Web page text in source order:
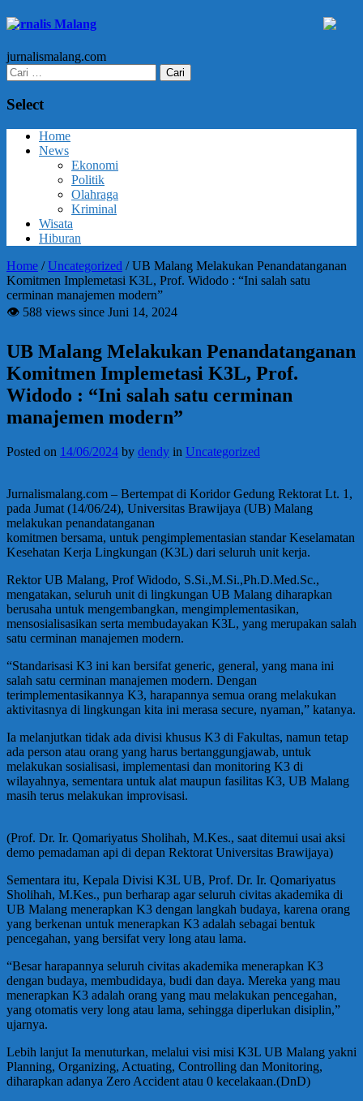
Jurnalis Malang
jurnalismalang.com
Cari
untuk:
Select
Home
News
Ekonomi
Politik
Olahraga
Kriminal
Wisata
Hiburan
Home /Uncategorized /UB Malang Melakukan Penandatanganan
Komitmen Implemetasi K3L, Prof. Widodo : “Ini salah satu
cerminan manajemen modern”
👁 588 views since Juni 14, 2024
UB Malang Melakukan Penandatanganan
Komitmen Implemetasi K3L, Prof.
Widodo : “Ini salah satu cerminan
manajemen modern”
Posted on 14/06/2024 by dendy in Uncategorized
Jurnalismalang.com – Bertempat di Koridor Gedung Rektorat Lt. 1,
pada Jumat (14/06/24), Universitas Brawijaya (UB) Malang
melakukan penandatanganan
komitmen bersama, untuk pengimplementasian standar Keselamatan
Kesehatan Kerja Lingkungan (K3L) dari seluruh unit kerja.
Rektor UB Malang, Prof Widodo, S.Si.,M.Si.,Ph.D.Med.Sc.,
mengatakan, seluruh unit di lingkungan UB Malang diharapkan
berusaha untuk mengembangkan, mengimplementasikan,
mensosialisasikan serta membudayakan K3L, yang merupakan salah
satu cerminan manajemen modern.
“Standarisasi K3 ini kan bersifat generic, general, yang mana ini
salah satu cerminan manajemen modern. Dengan
terimplementasikannya K3, harapannya semua orang melakukan
aktivitasnya di lingkungan kita ini merasa secure, nyaman,” katanya.
Ia melanjutkan tidak ada divisi khusus K3 di Fakultas, namun tetap
ada person atau orang yang harus bertanggungjawab, untuk
melakukan sosialisasi, implementasi dan monitoring K3 di
wilayahnya, sementara untuk alat maupun fasilitas K3, UB Malang
masih terus melakukan improvisasi.
(Prof. Dr. Ir. Qomariyatus Sholihah, M.Kes., saat ditemui usai aksi
demo pemadaman api di depan Rektorat Universitas Brawijaya)
Sementara itu, Kepala Divisi K3L UB, Prof. Dr. Ir. Qomariyatus
Sholihah, M.Kes., pun berharap agar seluruh civitas akademika di
UB Malang menerapkan K3 dengan langkah budaya, karena orang
yang berkenan untuk menerapkan K3 adalah sebagai bentuk
pencegahan, yang bersifat very long atau lama.
“Besar harapannya seluruh civitas akademika menerapkan K3
dengan budaya, membudidaya, budi dan daya. Mereka yang mau
menerapkan K3 adalah orang yang mau melakukan pencegahan,
yang otomatis very long atau lama, sehingga diperlukan disiplin,”
ujarnya.
Lebih lanjut Ia menuturkan, melalui visi misi K3L UB Malang yakni
Planning, Organizing, Actuating, Controlling dan Monitoring,
diharapkan adanya Zero Accident atau 0 kecelakaan.(DnD)